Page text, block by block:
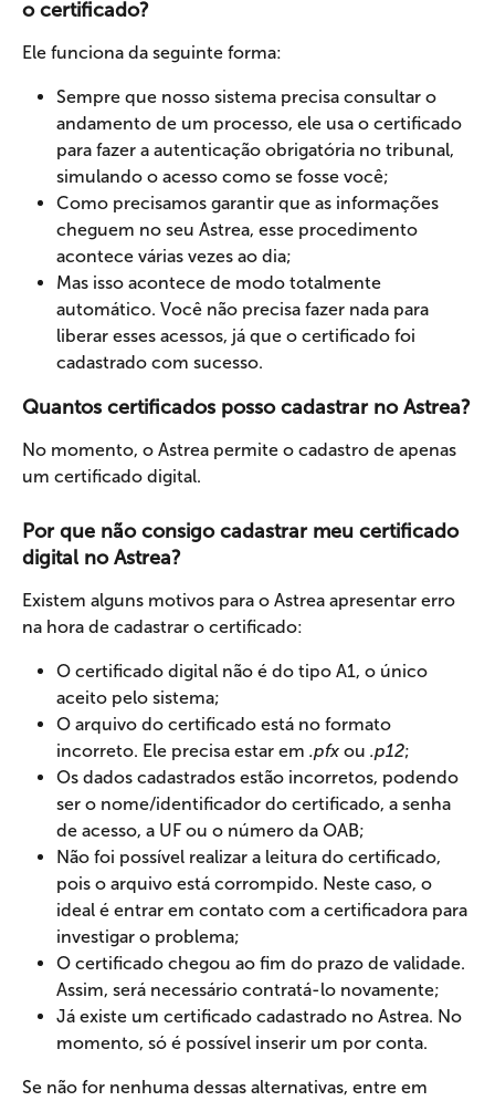
o certificado?
Ele funciona da seguinte forma:
Sempre que nosso sistema precisa consultar o
andamento de um processo, ele usa o certificado
para fazer a autenticação obrigatória no tribunal,
simulando o acesso como se fosse você;
Como precisamos garantir que as informações
cheguem no seu Astrea, esse procedimento
acontece várias vezes ao dia;
Mas isso acontece de modo totalmente
automático. Você não precisa fazer nada para
liberar esses acessos, já que o certificado foi
cadastrado com sucesso.
Quantos certificados posso cadastrar no Astrea?
No momento, o Astrea permite o cadastro de apenas
um certificado digital.
Por que não consigo cadastrar meu certificado
digital no Astrea?
Existem alguns motivos para o Astrea apresentar erro
na hora de cadastrar o certificado:
O certificado digital não é do tipo A1, o único
aceito pelo sistema;
O arquivo do certificado está no formato
incorreto. Ele precisa estar em .pfx ou .p12;
Os dados cadastrados estão incorretos, podendo
ser o nome/identificador do certificado, a senha
de acesso, a UF ou o número da OAB;
Não foi possível realizar a leitura do certificado,
pois o arquivo está corrompido. Neste caso, o
ideal é entrar em contato com a certificadora para
investigar o problema;
O certificado chegou ao fim do prazo de validade.
Assim, será necessário contratá-lo novamente;
Já existe um certificado cadastrado no Astrea. No
momento, só é possível inserir um por conta.
Se não for nenhuma dessas alternativas, entre em